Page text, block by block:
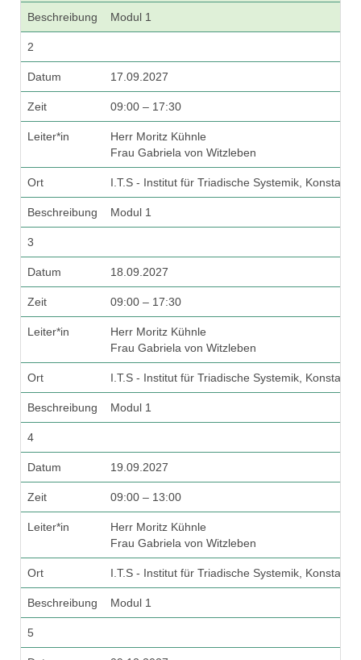
Beschreibung Modul 1
2
Datum 17.09.2027
Zeit 09:00 – 17:30
Leiter*in
Herr Moritz Kühnle
Frau Gabriela von Witzleben
Ort I.T.S - Institut für Triadische Systemik, Konstanz
Beschreibung Modul 1
3
Datum 18.09.2027
Zeit 09:00 – 17:30
Leiter*in
Herr Moritz Kühnle
Frau Gabriela von Witzleben
Ort I.T.S - Institut für Triadische Systemik, Konstanz
Beschreibung Modul 1
4
Datum 19.09.2027
Zeit 09:00 – 13:00
Leiter*in
Herr Moritz Kühnle
Frau Gabriela von Witzleben
Ort I.T.S - Institut für Triadische Systemik, Konstanz
Beschreibung Modul 1
5